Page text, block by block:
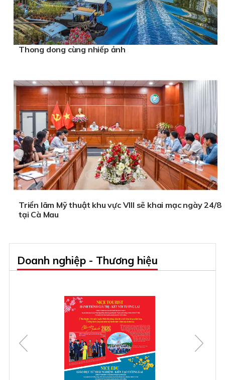
Thong dong cùng nhiếp ảnh
Triển lãm Mỹ thuật khu vực VIII sẽ khai mạc ngày 24/8
tại Cà Mau
Doanh nghiệp - Thương hiệu